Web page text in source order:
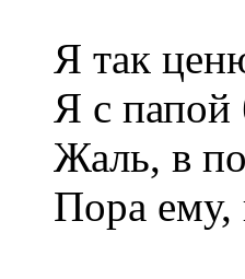
Я так
Я с папой
Жаль, в
Пора ему,